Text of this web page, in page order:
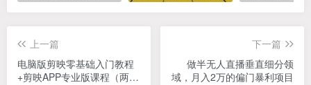
上一篇
电脑版剪映零基础入门教程
+剪映APP专业版课程（两套
下一篇
做半无人直播垂直细分领
域，月入2万的偏门暴利项目